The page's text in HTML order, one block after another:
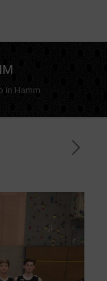
in Hamm